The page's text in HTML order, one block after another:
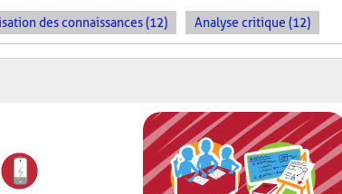
des connaissances (12) Analyse critique (12)